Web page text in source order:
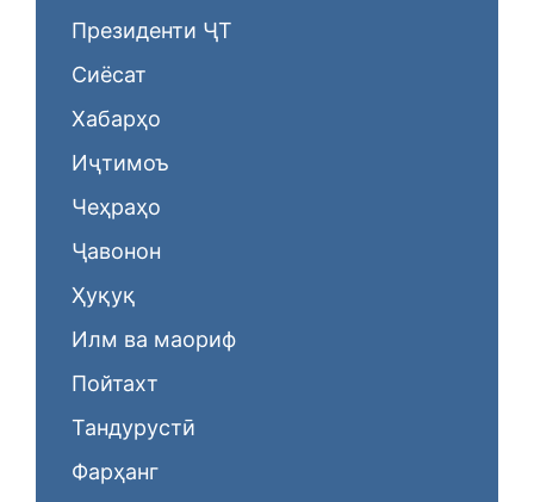
Президенти ҶТ
Сиёсат
Хабарҳо
Иҷтимоъ
Чеҳраҳо
Ҷавонон
Ҳуқуқ
Илм ва маориф
Пойтахт
Тандурустӣ
Фарҳанг